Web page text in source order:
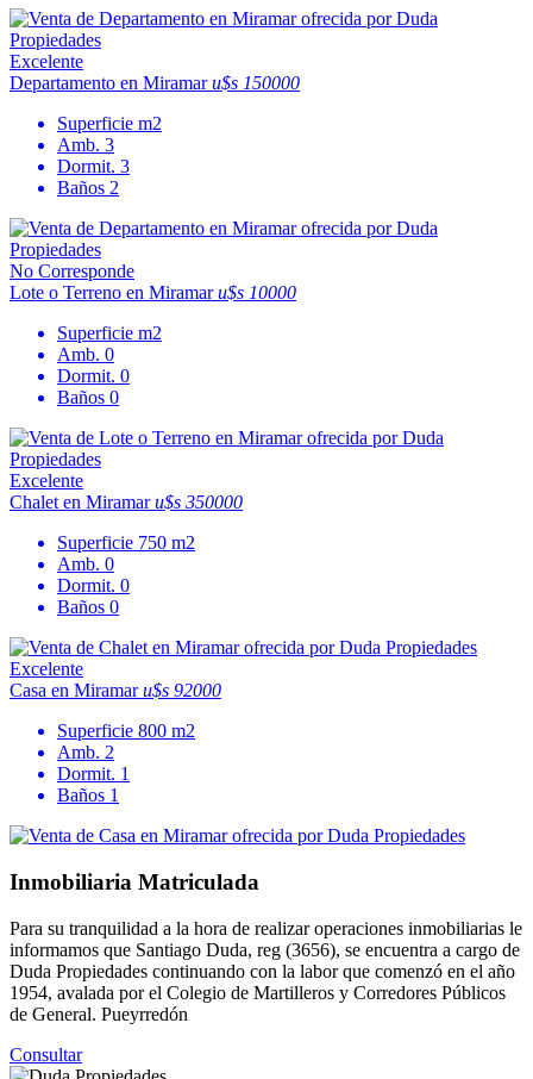
Excelente
Departamento en Miramaru$s 150000
Superficie m2
Amb. 3
Dormit. 3
Baños 2
No Corresponde
Lote o Terreno en Miramaru$s 10000
Superficie m2
Amb. 0
Dormit. 0
Baños 0
Excelente
Chalet en Miramaru$s 350000
Superficie 750 m2
Amb. 0
Dormit. 0
Baños 0
Excelente
Casa en Miramaru$s 92000
Superficie 800 m2
Amb. 2
Dormit. 1
Baños 1
Inmobiliaria Matriculada
Para su tranquilidad a la hora de realizar operaciones inmobiliarias le
informamos que Santiago Duda, reg (3656), se encuentra a cargo de
Duda Propiedades continuando con la labor que comenzó en el año
1954, avalada por el Colegio de Martilleros y Corredores Públicos
de General. Pueyrredón
Consultar